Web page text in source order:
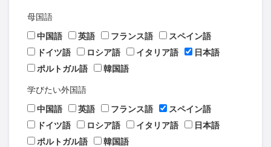
母国語
中国語
英語 フランス語
スペイン語
ドイツ語
ロシア語 イタリア語
日本語
ポルトガル語
韓国語
学びたい外国語
中国語
英語 フランス語
スペイン語
ドイツ語
ロシア語 イタリア語
日本語
ポルトガル語
韓国語